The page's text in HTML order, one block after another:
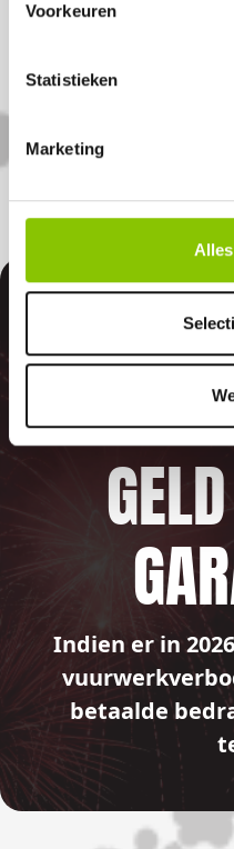
Voorkeuren
Statistieken
Marketing
De Biezen in Beek
welkom als u uit
Indien er in
betaalde